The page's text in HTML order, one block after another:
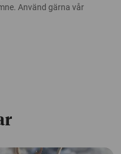
Använd gärna vår